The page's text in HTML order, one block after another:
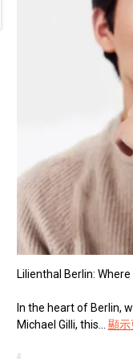
Lilienthal Berlin:
In the heart of Berlin,
Michael Gilli, this...
顯示